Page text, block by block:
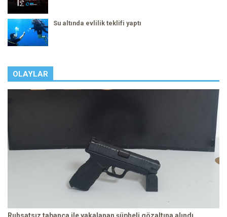
Su altında evlilik teklifi yaptı
OLAYLAR